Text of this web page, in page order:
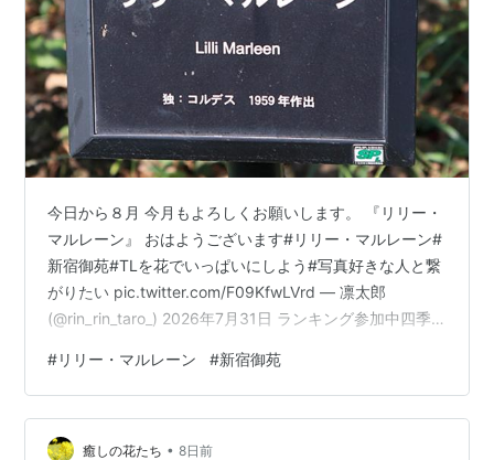
今日から８月 今月もよろしくお願いします。 『リリー・
マルレーン』 おはようございます#リリー・マルレーン#
新宿御苑#TLを花でいっぱいにしよう#写真好きな人と繋
がりたい pic.twitter.com/F09KfwLVrd — 凛太郎
(@rin_rin_taro_) 2026年7月31日 ランキング参加中四季
ンキング参加中お写んぽ日記
#リリー・マルレーン #新宿御苑
癒しの花たち • 8日前